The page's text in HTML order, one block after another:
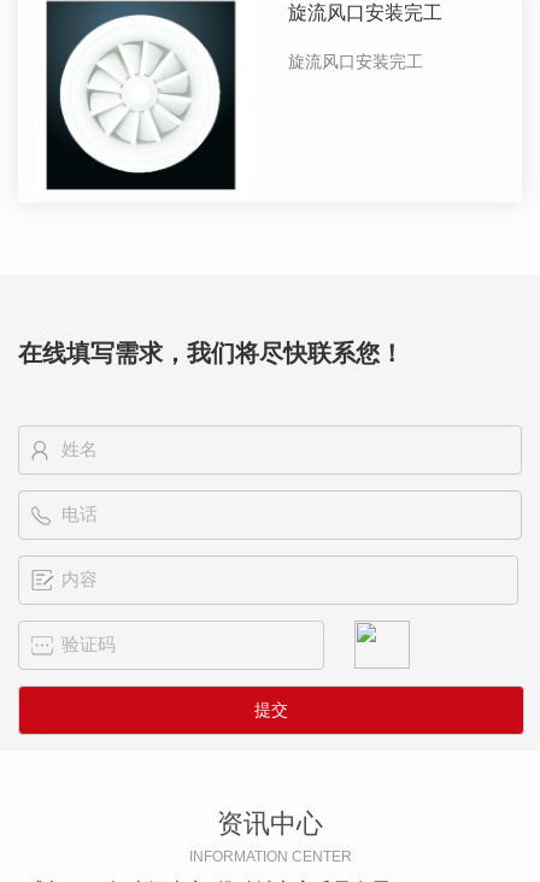
旋流风口安装完工
旋流风口安装完工
在线填写需求，我们将尽快联系您！
资讯中心
INFORMATION CENTER